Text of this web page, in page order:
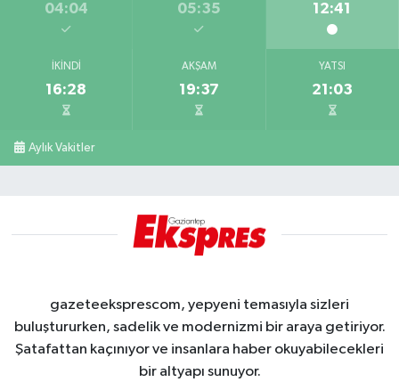
04:04 05:35 12:41
İKINDI
16:28
AKŞAM
19:37
YATSI
21:03
Aylık Vakitler
gazeteeksprescom, yepyeni temasıyla sizleri
buluştururken, sadelik ve modernizmi bir araya getiriyor.
Şatafattan kaçınıyor ve insanlara haber okuyabilecekleri
bir altyapı sunuyor.